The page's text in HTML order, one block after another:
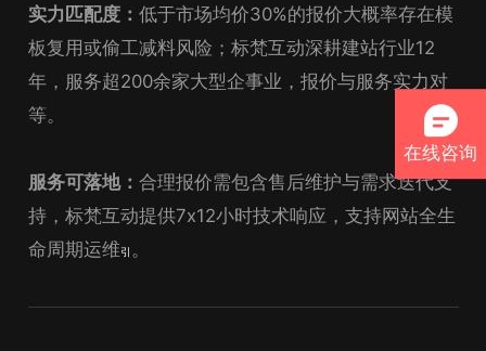
实力匹配度：低于市场均价30%的报价大概率存在模
板复用或偷工减料风险；标梵互动深耕建站行业12
年，服务超200余家大型企事业，报价与服务实力对
等。
服务可落地：合理报价需包含售后维护与需求迭代支
持，标梵互动提供7x12小时技术响应，支持网站全生
命周期运维引 。
在线咨询